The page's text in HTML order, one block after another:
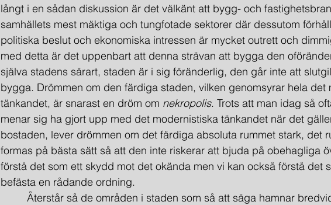
långt i en sådan diskussion är det välkänt att bygg- och
samhällets mest mäktiga och tungfotade sektorer där dessutom
politiska beslut och ekonomiska intressen är mycket outrett och
med detta är det uppenbart att denna strävan att bygga den
själva stadens särart, staden är i sig föränderlig, den går inte att
bygga. Drömmen om den färdiga staden, vilken genomsyrar hela det
tänkandet, är snarast en dröm om nekropolis. Trots att man idag så
menar sig ha gjort upp med det modernistiska tänkandet när det
bostaden, lever drömmen om det färdiga absoluta rummet stark, det
formas på bästa sätt så att den inte riskerar att bjuda på obehagliga
förstå det som ett skydd mot det okända men vi kan också förstå det
befästa en rådande ordning.
Återstår så de områden i staden som så att säga hamnar